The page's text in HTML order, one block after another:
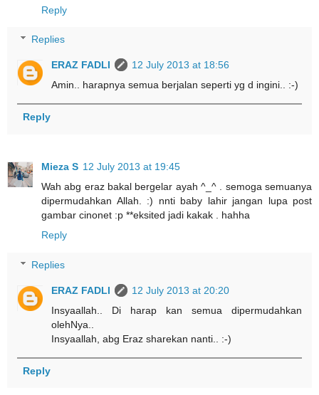
Reply
Replies
ERAZ FADLI
12 July 2013 at 18:56
Amin.. harapnya semua berjalan seperti yg d ingini.. :-)
Reply
Mieza S 12 July 2013 at 19:45
Wah abg eraz bakal bergelar ayah ^_^ . semoga semuanya
dipermudahkan Allah. :) nnti baby lahir jangan lupa post
gambar cinonet :p **eksited jadi kakak . hahha
Reply
Replies
ERAZ FADLI
12 July 2013 at 20:20
Insyaallah.. Di harap kan semua dipermudahkan
olehNya..
Insyaallah, abg Eraz sharekan nanti.. :-)
Reply